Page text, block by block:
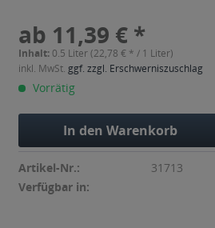
ab 11,39 € *
Inhalt: 0.5 Liter (22,78 € * / 1 Liter)
inkl. MwSt. ggf. zzgl. Erschwerniszuschlag
Vorrätig
In den Warenkorb
Artikel-Nr.:
31713
Verfügbar in: